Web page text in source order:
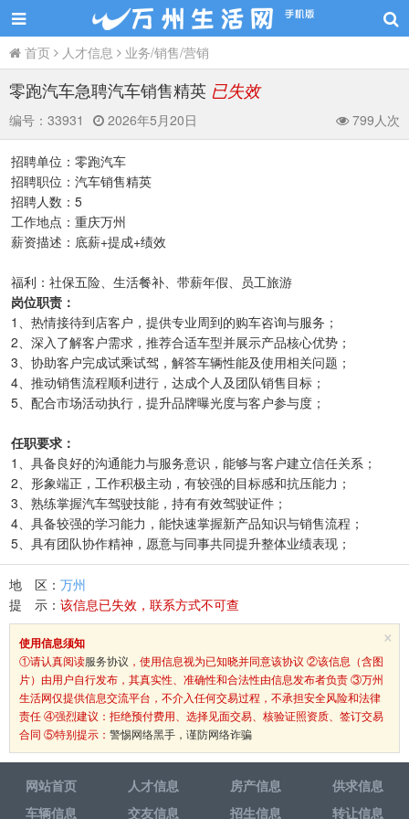
首页 人才信息 业务/销售/营销
零跑汽车急聘汽车销售精英 已失效
编号： 33931 2026年5月20日 799人次
招聘单位：零跑汽车
招聘职位：汽车销售精英
招聘人数：5
工作地点：重庆万州
薪资描述：底薪+提成+绩效
福利：社保五险、生活餐补、带薪年假、员工旅游
岗位职责：
1、热情接待到店客户，提供专业周到的购车咨询与服务；
2、深入了解客户需求，推荐合适车型并展示产品核心优势；
3、协助客户完成试乘试驾，解答车辆性能及使用相关问题；
4、推动销售流程顺利进行，达成个人及团队销售目标；
5、配合市场活动执行，提升品牌曝光度与客户参与度；
任职要求：
1、具备良好的沟通能力与服务意识，能够与客户建立信任关系；
2、形象端正，工作积极主动，有较强的目标感和抗压能力；
3、熟练掌握汽车驾驶技能，持有有效驾驶证件；
4、具备较强的学习能力，能快速掌握新产品知识与销售流程；
5、具有团队协作精神，愿意与同事共同提升整体业绩表现；
地 区： 万州
提 示： 该信息已失效，联系方式不可查
×
使用信息须知
①请认真阅读服务协议 ，使用信息视为已知晓并同意该协议 ②该信息（含图
片）由用户自行发布，其真实性、准确性和合法性由信息发布者负责 ③万州
生活网仅提供信息交流平台，不介入任何交易过程，不承担安全风险和法律
责任 ④强烈建议：拒绝预付费用、选择见面交易、核验证照资质、签订交易
合同 ⑤特别提示： 警惕网络黑手，谨防网络诈骗
网站首页 人才信息 房产信息
供求信息
车辆信息
交友信息 招生信息 转让信息